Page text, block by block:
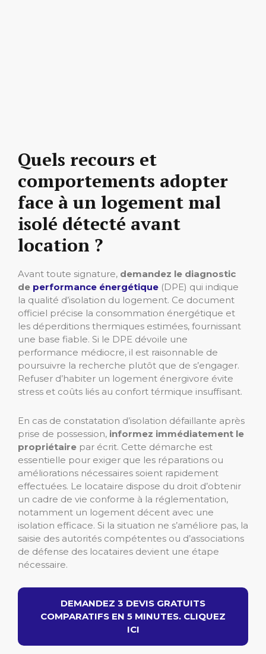
Quels recours et
comportements adopter
face à un logement mal
isolé détecté avant
location ?
Avant toute signature, demandez le diagnostic
de performance énergétique (DPE) qui indique
la qualité d’isolation du logement. Ce document
officiel précise la consommation énergétique et
les déperditions thermiques estimées, fournissant
une base fiable. Si le DPE dévoile une
performance médiocre, il est raisonnable de
poursuivre la recherche plutôt que de s’engager.
Refuser d’habiter un logement énergivore évite
stress et coûts liés au confort térmique insuffisant.
En cas de constatation d’isolation défaillante après
prise de possession, informez immédiatement le
propriétaire par écrit. Cette démarche est
essentielle pour exiger que les réparations ou
améliorations nécessaires soient rapidement
effectuées. Le locataire dispose du droit d’obtenir
un cadre de vie conforme à la réglementation,
notamment un logement décent avec une
isolation efficace. Si la situation ne s’améliore pas, la
saisie des autorités compétentes ou d’associations
de défense des locataires devient une étape
nécessaire.
DEMANDEZ 3 DEVIS GRATUITS
COMPARATIFS EN 5 MINUTES. CLIQUEZ
ICI